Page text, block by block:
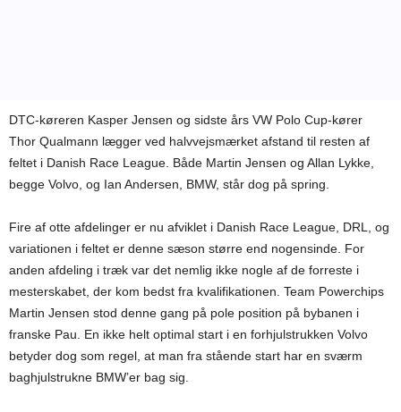
DTC-køreren Kasper Jensen og sidste års VW Polo Cup-kører
Thor Qualmann lægger ved halvvejsmærket afstand til resten af
feltet i Danish Race League. Både Martin Jensen og Allan Lykke,
begge Volvo, og Ian Andersen, BMW, står dog på spring.
Fire af otte afdelinger er nu afviklet i Danish Race League, DRL, og
variationen i feltet er denne sæson større end nogensinde. For
anden afdeling i træk var det nemlig ikke nogle af de forreste i
mesterskabet, der kom bedst fra kvalifikationen. Team Powerchips
Martin Jensen stod denne gang på pole position på bybanen i
franske Pau. En ikke helt optimal start i en forhjulstrukken Volvo
betyder dog som regel, at man fra stående start har en sværm
baghjulstrukne BMW’er bag sig.